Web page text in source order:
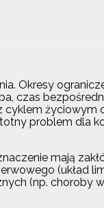
Okresy
czas
życiowym
problem dla
mają
(układ
(np. choroby